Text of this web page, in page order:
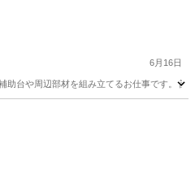
6月16日
助台や周辺部材を組み立てるお仕事です。